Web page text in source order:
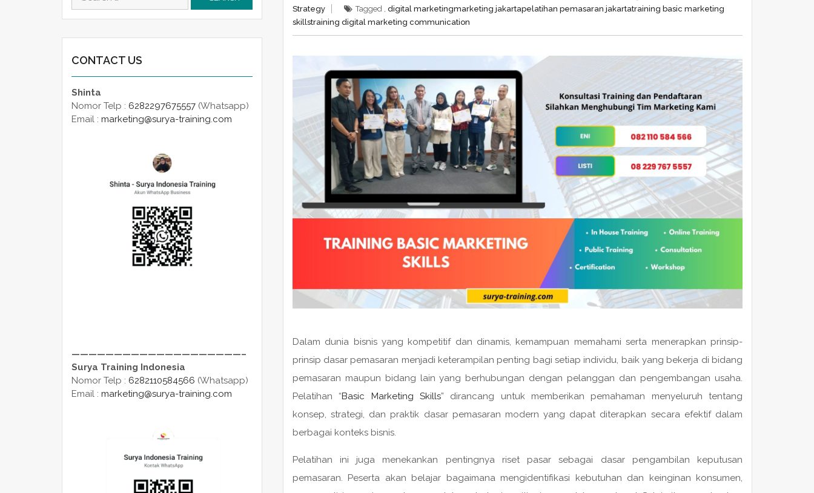
Strategy
Tagged , digital marketingmarketing jakartapelatihan pemasaran jakartatraining basic marketing
skillstraining digital marketing communication
Dalam dunia bisnis yang kompetitif dan dinamis, kemampuan memahami serta menerapkan prinsip-
prinsip dasar pemasaran menjadi keterampilan penting bagi setiap individu, baik yang bekerja di bidang
pemasaran maupun bidang lain yang berhubungan dengan pelanggan dan pengembangan usaha.
Pelatihan “Basic Marketing Skills” dirancang untuk memberikan pemahaman menyeluruh tentang
konsep, strategi, dan praktik dasar pemasaran modern yang dapat diterapkan secara efektif dalam
berbagai konteks bisnis.
Pelatihan ini juga menekankan pentingnya riset pasar sebagai dasar pengambilan keputusan
pemasaran. Peserta akan belajar bagaimana mengidentifikasi kebutuhan dan keinginan konsumen,
for:
CONTACT US
Shinta
Nomor Telp : 6282297675557 (Whatsapp)
Email : marketing@surya-training.com
————————————————————–
Surya Training Indonesia
Nomor Telp : 6282110584566 (Whatsapp)
Email : marketing@surya-training.com